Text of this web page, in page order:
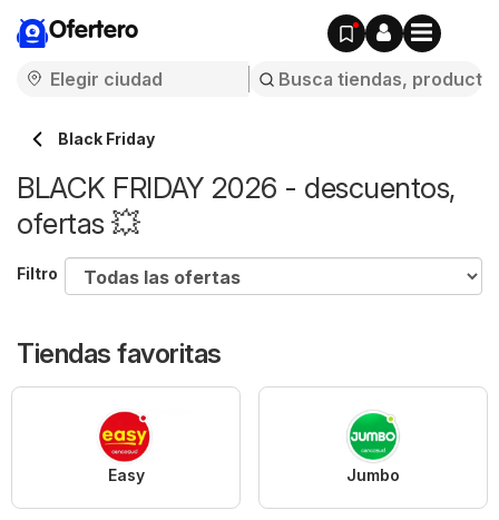
Ofertero
Black Friday
BLACK FRIDAY 2026 - descuentos,
ofertas 💥
Filtro
Tiendas favoritas
Easy Jumbo